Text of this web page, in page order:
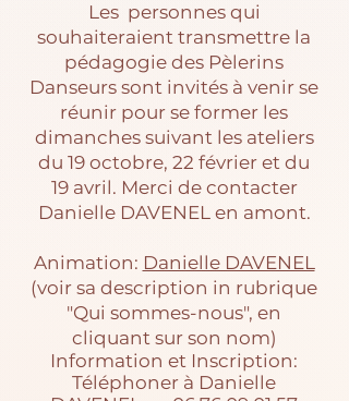
Les personnes qui
souhaiteraient transmettre la
pédagogie des Pèlerins
Danseurs sont invités à venir se
réunir pour se former les
dimanches suivant les ateliers
du 19 octobre, 22 février et du
19 avril. Merci de contacter
Danielle DAVENEL en amont.
Animation: Danielle DAVENEL
(voir sa description in rubrique
"Qui sommes-nous", en
cliquant sur son nom)
Information et Inscription:
Téléphoner à Danielle